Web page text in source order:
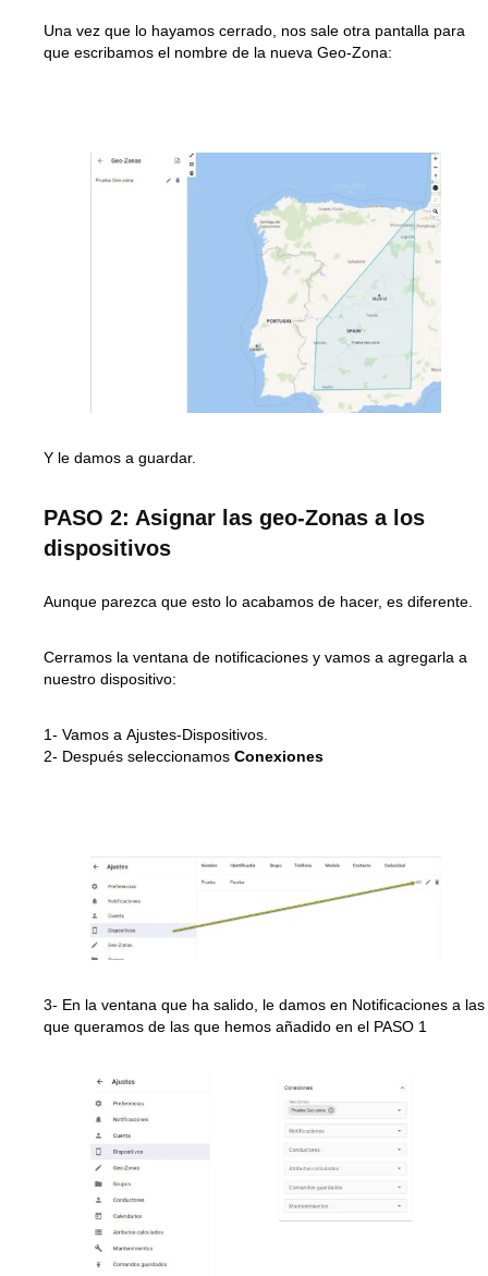
Una vez que lo hayamos cerrado, nos sale otra pantalla para
que escribamos el nombre de la nueva Geo-Zona:
Y le damos a guardar.
PASO 2: Asignar las geo-Zonas a los
dispositivos
Aunque parezca que esto lo acabamos de hacer, es diferente.
Cerramos la ventana de notificaciones y vamos a agregarla a
nuestro dispositivo:
1- Vamos a Ajustes-Dispositivos
2- Después seleccionamos Conexiones
3- En la ventana que ha salido, le damos en Notificaciones a las
que queramos de las que hemos añadido en el PASO 1